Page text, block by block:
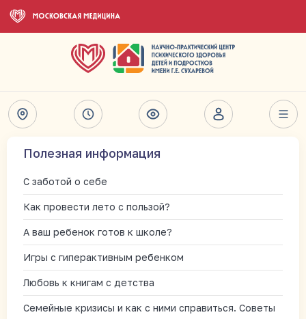
Полезная информация
С заботой о себе
Как провести лето с пользой?
А ваш ребенок готов к школе?
Игры с гиперактивным ребенком
Любовь к книгам с детства
Семейные кризисы и как с ними справиться. Советы